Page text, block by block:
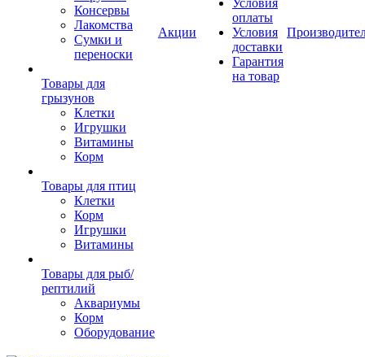
Консервы
Лакомства
Сумки и
переноски
Товары для
грызунов
Клетки
Игрушки
Витамины
Корм
Товары для птиц
Клетки
Корм
Игрушки
Витамины
Товары для рыб/
рептилий
Аквариумы
Корм
Оборудование
Акции
оплаты
Условия
доставки
Гарантия
на товар